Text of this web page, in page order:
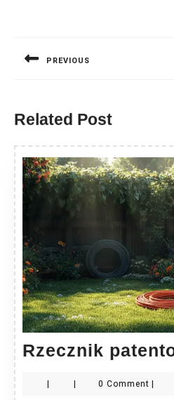
PREVIOUS
Related Post
Rzecznik
0 Comment